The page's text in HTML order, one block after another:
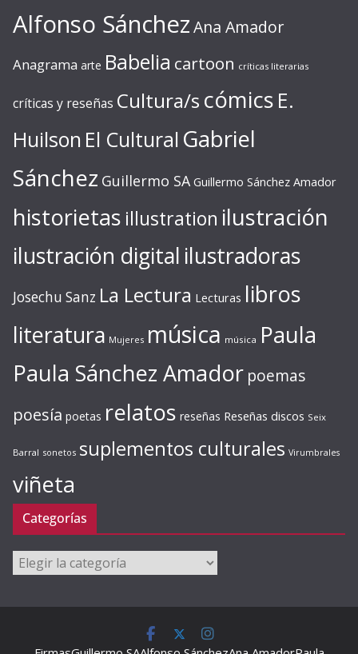
Alfonso SánchezAna Amador
Anagrama arte Babelia cartoon críticas literarias
críticas y reseñas Cultura/s cómics E.
Huilson El Cultural Gabriel
Sánchez Guillermo SA Guillermo Sánchez Amador
historietas illustration ilustración
ilustración digital ilustradoras
Josechu Sanz La Lectura Lecturas libros
literatura Mujeres música música Paula
Paula Sánchez Amador poemas
poesía poetas relatos reseñas Reseñas discos Seix
Barral sonetos suplementos culturales Virumbrales
viñeta
Categorías
Categorías